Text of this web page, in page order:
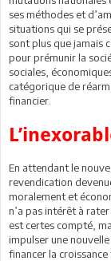
ses méthodes et
situations qui se
sont plus que jamais
pour prémunir la
sociales,
catégorique de
financier.
En attendant le
revendication
moralement et
n’a pas intérêt à
est certes compté,
impulser une
financer la croissance